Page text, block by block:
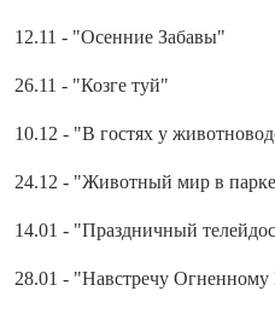
12.11 - "Осенние Забавы"
26.11 - "Козге туй"
10.12 - "В гостях у
24.12 - "Животный мир в парке
14.01 - "Праздничный
28.01 - "Навстречу Огненному